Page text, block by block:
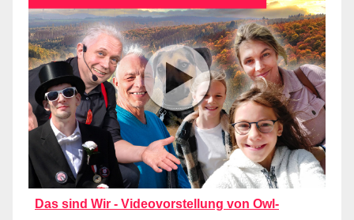
Das sind Wir - Videovorstellung von Owl-